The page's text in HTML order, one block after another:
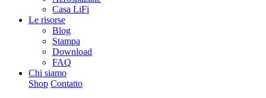
Casa LiFi
Le risorse
Blog
Stampa
Download
FAQ
Chi siamo
Shop Contatto